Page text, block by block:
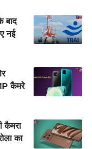
नई
कैमरे
कैमरा
का